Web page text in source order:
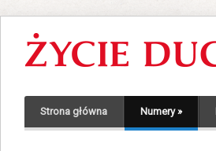
Strona główna Numery»